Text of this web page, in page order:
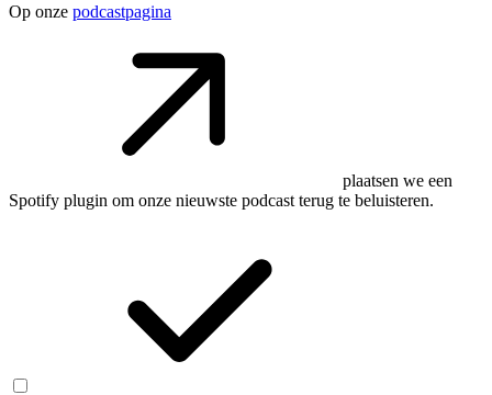
Op onze podcastpagina
plaatsen we een
Spotify plugin om onze nieuwste podcast terug te beluisteren.